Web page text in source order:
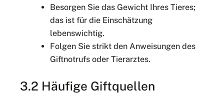
Besorgen Sie das Gewicht Ihres Tieres;
das ist für die Einschätzung
lebenswichtig.
Folgen Sie strikt den Anweisungen des
Giftnotrufs oder Tierarztes.
3.2 Häufige Giftquellen